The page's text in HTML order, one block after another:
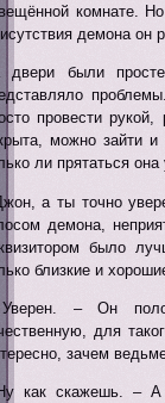
комнате.
демона он
двери были
провести
можно зайти
ли прятаться она
а ты точно
демона,
было
близкие и
– Он
для
зачем
как скажешь. – А